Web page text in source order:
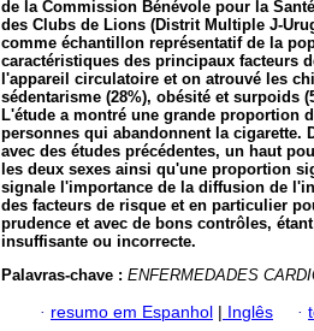
de la Commission Bénévole pour la
des Clubs de Lions (Distrit Multiple J-
comme échantillon représentatif de la
caractéristiques des principaux facteurs
l'appareil circulatoire et on atrouvé les
sédentarisme (28%), obésité et surpoids
L'étude a montré une grande proportion
personnes qui abandonnent la cigarette.
avec des études précédentes, un haut
les deux sexes ainsi qu'une proportion
signale l'importance de la diffusion de
des facteurs de risque et en particulier
prudence et avec de bons contrôles,
insuffisante ou incorrecte.
Palavras-chave : ENFERMEDADES
· resumo em Espanhol | Inglês ·